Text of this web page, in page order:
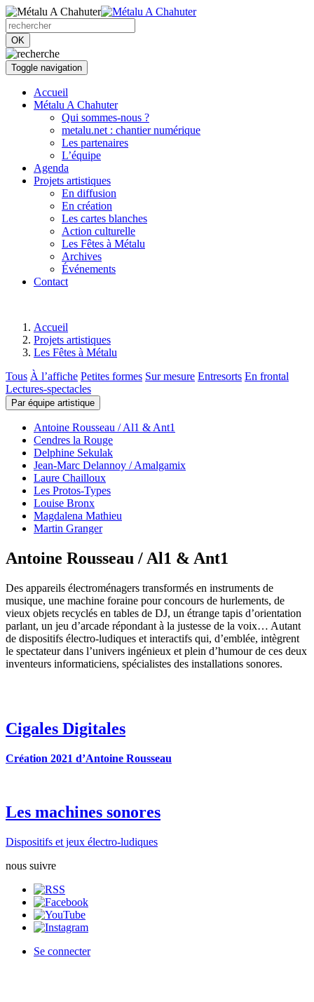
OK
Toggle navigation
Accueil
Métalu A Chahuter
Qui sommes-nous ?
metalu.net : chantier numérique
Les partenaires
L’équipe
Agenda
Projets artistiques
En diffusion
En création
Les cartes blanches
Action culturelle
Les Fêtes à Métalu
Archives
Événements
Contact
Accueil
Projets artistiques
Les Fêtes à Métalu
Tous À l’affiche Petites formes Sur mesure Entresorts En frontal
Lectures-spectacles
Par équipe artistique
Antoine Rousseau / Al1 & Ant1
Cendres la Rouge
Delphine Sekulak
Jean-Marc Delannoy / Amalgamix
Laure Chailloux
Les Protos-Types
Louise Bronx
Magdalena Mathieu
Martin Granger
Antoine Rousseau / Al1 & Ant1
Des appareils électroménagers transformés en instruments de
musique, une machine foraine pour concours de hurlements, de
vieux objets recyclés en tables de DJ, un étrange tapis d’orientation
parlant, un jeu d’arcade répondant à la justesse de la voix… Autant
de dispositifs électro-ludiques et interactifs qui, d’emblée, intègrent
le spectateur dans l’univers ingénieux et plein d’humour de ces deux
inventeurs informaticiens, spécialistes des installations sonores.
Cigales Digitales
Création 2021 d’Antoine Rousseau
Les machines sonores
Dispositifs et jeux électro-ludiques
nous suivre
Se connecter